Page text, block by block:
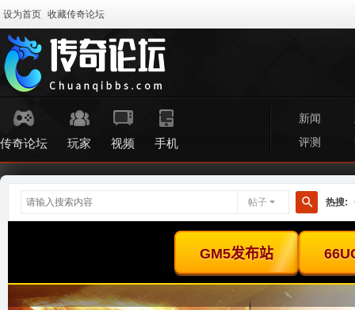
设为首页 收藏传奇论坛
传奇论坛 玩家 视频 手机
新闻
评测
帖子
搜
热搜: